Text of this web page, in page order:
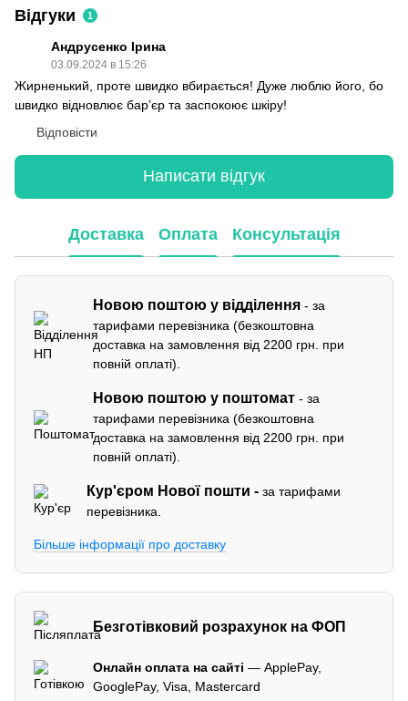
Відгуки 1
Андрусенко Ірина
03.09.2024 в 15:26
Жирненький, проте швидко вбирається! Дуже люблю його, бо
швидко відновлює барʼєр та заспокоює шкіру!
Відповісти
Написати відгук
Доставка Оплата Консультація
Новою поштою у відділення - за
тарифами перевізника (безкоштовна
доставка на замовлення від 2200 грн. при
повній оплаті).
Новою поштою у поштомат - за
тарифами перевізника (безкоштовна
доставка на замовлення від 2200 грн. при
повній оплаті).
Кур'єром Нової пошти -за тарифами
перевізника.
Більше інформації про доставку
Безготівковий розрахунок на ФОП
Онлайн оплата на сайті — ApplePay,
GooglePay, Visa, Mastercard